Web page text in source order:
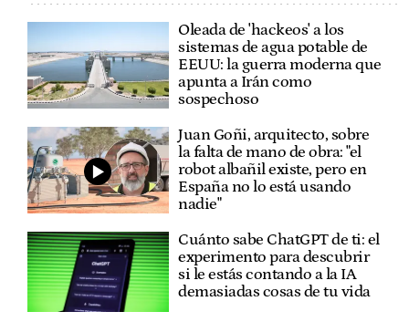
Oleada de 'hackeos' a los
sistemas de agua potable de
EEUU: la guerra moderna que
apunta a Irán como
sospechoso
Juan Goñi, arquitecto, sobre
la falta de mano de obra: "el
robot albañil existe, pero en
España no lo está usando
nadie"
Cuánto sabe ChatGPT de ti: el
experimento para descubrir
si le estás contando a la IA
demasiadas cosas de tu vida